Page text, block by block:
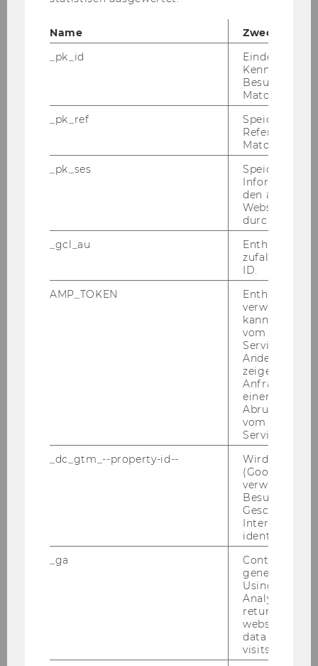
Dr.rer.soc.oec. Barbara Dunkl
Christian Gehart MSc (WU)
christian.gehart@wu.ac.at
+43 1 31336 4822
Name
Zweck
_pk_id
Eindeutige
Besuchers
Matomo.
_pk_ref
Speicherung
Referrers
Matomo.
_pk_ses
Speicherung
den aktuellen
durch
_gcl_au
Enthält eine
ID.
AMP_TOKEN
Enthält ein
verwendet
kann, um
vom AMP-
Service
Andere
zeigen Opt-
Anfrage im
einen Fehler
Abrufen
vom AMP
Service an.
_dc_gtm_--property-id--
Wird von
(Google Tag
verwendet,
Besucher
Geschlecht
Interessen zu
identifizieren.
_ga
Contains a
generated
Using this
Analytics can
returning
website and
data from
visits.